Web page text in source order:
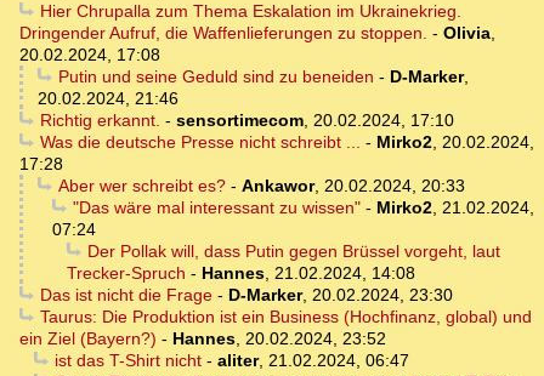
Hier Chrupalla zum Thema Eskalation im Ukrainekrieg.
Dringender Aufruf, die Waffenlieferungen zu stoppen. - Olivia,
20.02.2024, 17:08
Putin und seine Geduld sind zu beneiden - D-Marker,
20.02.2024, 21:46
Richtig erkannt. - sensortimecom, 20.02.2024, 17:10
Was die deutsche Presse nicht schreibt ... - Mirko2, 20.02.2024,
17:28
Aber wer schreibt es?- Ankawor, 20.02.2024, 20:33
"Das wäre mal interessant zu wissen"- Mirko2, 21.02.2024,
07:24
Der Pollak will, dass Putin gegen Brüssel vorgeht, laut
Trecker-Spruch - Hannes, 21.02.2024, 14:08
Das ist nicht die Frage- D-Marker, 20.02.2024, 23:30
Taurus: Die Produktion ist ein Business (Hochfinanz, global) und
ein Ziel (Bayern?) - Hannes, 20.02.2024, 23:52
ist das T-Shirt nicht- aliter, 21.02.2024, 06:47